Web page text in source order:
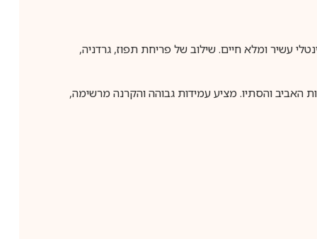
עשיר ומלא חיים. שילוב של פריחת תפוז, גרדניה,
האביב והסתיו. מציע עמידות גבוהה והקרנה מרשימה,